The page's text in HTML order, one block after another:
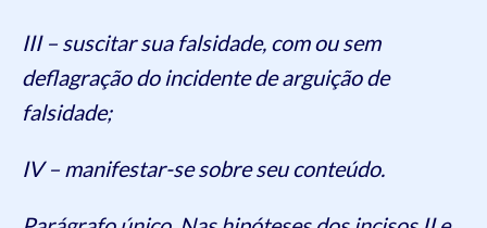
III – suscitar sua falsidade, com ou sem
deflagração do incidente de arguição de
falsidade;
IV – manifestar-se sobre seu conteúdo.